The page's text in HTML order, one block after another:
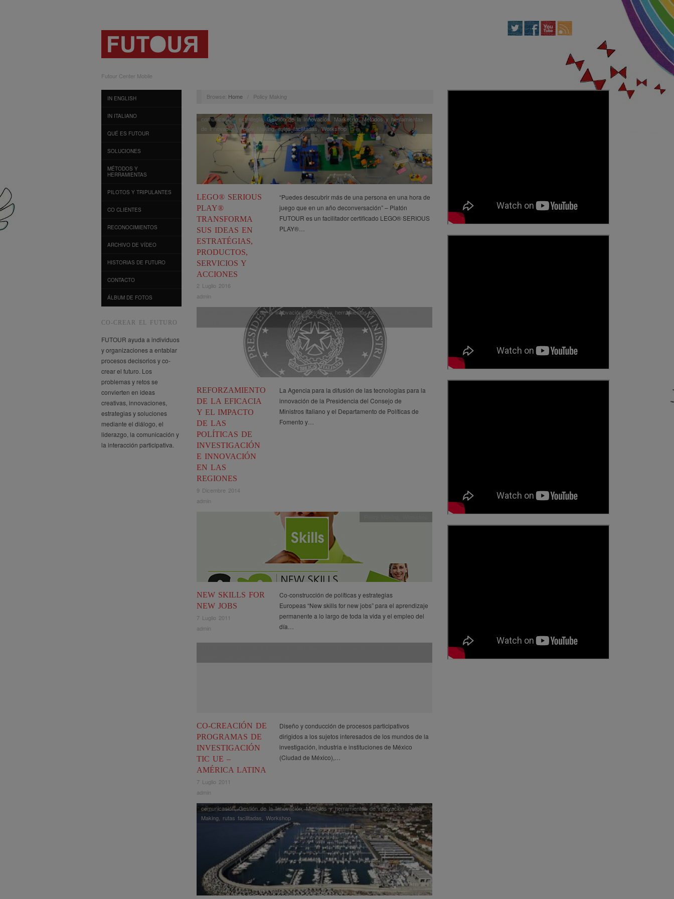
Futour Center Mobile
IN ENGLISH
IN ITALIANO
QUÉ ES FUTOUR
SOLUCIONES
MÉTODOS Y
HERRAMIENTAS
PILOTOS Y TRIPULANTES
CO CLIENTES
RECONOCIMIENTOS
ARCHIVO DE VÍDEO
HISTORIAS DE FUTURO
CONTACTO
ÁLBUM DE FOTOS
CO-CREAR EL FUTURO
FUTOUR ayuda a individuos
y organizaciones a entablar
procesos decisorios y co-
crear el futuro. Los
problemas y retos se
convierten en ideas
creativas, innovaciones,
estrategias y soluciones
mediante el diálogo, el
liderazgo, la comunicación y
la interacción participativa.
Browse: Home Policy Making
LEGO® SERIOUS
PLAY®
TRANSFORMA
SUS IDEAS EN
ESTRATÉGIAS,
PRODUCTOS,
SERVICIOS Y
ACCIONES
2 Luglio 2016
admin
comunicación, estrategia, Gestión de la Innovación Marketing,Métodos y herramientas
de innovación, Policy Making,rutas facilitadas,Workshop
“Puedes descubrir más de una persona en una hora de
juego que en un año deconversación” – Platón
FUTOUR es un facilitador certificado LEGO® SERIOUS
PLAY®…
REFORZAMIENTO
DE LA EFICACIA
Y EL IMPACTO
DE LAS
POLÍTICAS DE
INVESTIGACIÓN
E INNOVACIÓN
EN LAS
REGIONES
9 Dicembre 2014
admin
Gestión de la Innovación,Métodos y herramientas de innovación
La Agencia para la difusión de las tecnologías para la
innovación de la Presidencia del Consejo de
Ministros Italiano y el Departamento de Políticas de
Fomento y…
NEW SKILLS FOR
NEW JOBS
7 Luglio 2011
admin
Co-construcción de políticas y estrategias
Europeas “New skills for new jobs” para el aprendizaje
permanente a lo largo de toda la vida y el empleo del
día…
CO-CREACIÓN DE
PROGRAMAS DE
INVESTIGACIÓN
TIC UE –
AMÉRICA LATINA
7 Luglio 2011
admin
Diseño y conducción de procesos participativos
dirigidos a los sujetos interesados de los mundos de la
investigación, industria e instituciones de México
(Ciudad de México),…
comunicación,Gestión de la Innovación,Métodos y herramientas de innovación,Policy
Making, rutas facilitadas Workshop